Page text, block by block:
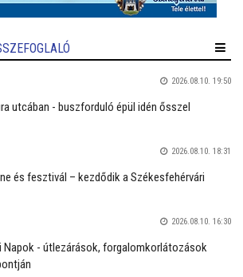
2026.08.10. 19:50
utcában - buszforduló épül idén ősszel
2026.08.10. 18:31
és fesztivál – kezdődik a Székesfehérvári
2026.08.10. 16:30
Napok - útlezárások, forgalomkorlátozások